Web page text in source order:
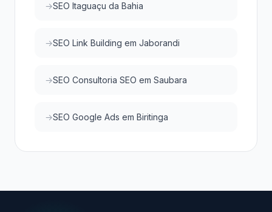
SEO Itaguaçu da Bahia
SEO Link Building em Jaborandi
SEO Consultoria SEO em Saubara
SEO Google Ads em Biritinga